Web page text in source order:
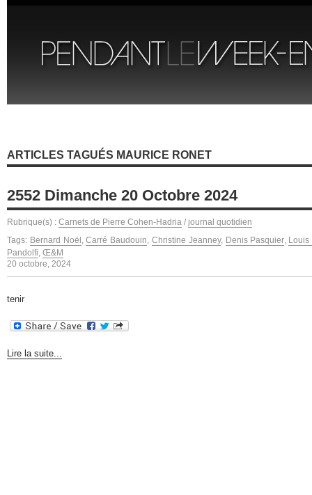
ARTICLES TAGUÉS MAURICE RONET
2552 Dimanche 20 Octobre 2024
Rubrique(s) : Carnets de Pierre Cohen-Hadria / journal quotidien
Tags: Bernard Noël ,Carré Baudouin,Christine Jeanney, Denis Pasquier, Louis
Pandolfi, Œ&M
20 octobre, 2024
tenir
Lire la suite...